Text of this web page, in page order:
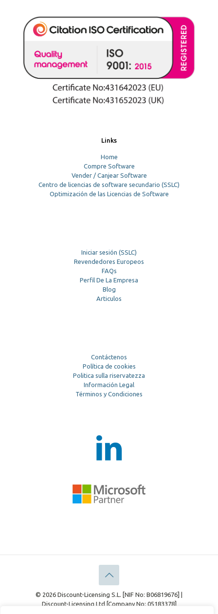
Links
Home
Compre Software
Vender / Canjear Software
Centro de licencias de software secundario (SSLC)
Optimización de las Licencias de Software
Iniciar sesión (SSLC)
Revendedores Europeos
FAQs
Perfil De La Empresa
Blog
Articulos
Contáctenos
Política de cookies
Politica sulla riservatezza
Información Legal
Términos y Condiciones
© 2026 Discount-Licensing S.L. [NIF No: B06819676] |
Discount-Licensing Ltd [Company No: 05183378]